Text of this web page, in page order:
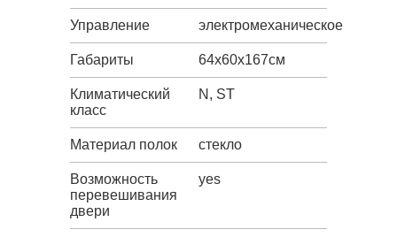
Управление электромеханическое
Габариты 64x60x167см
Климатический
класс
N, ST
Материал полок стекло
Возможность
перевешивания
двери
yes